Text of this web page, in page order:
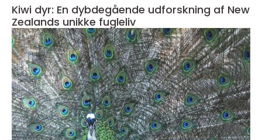
Kiwi dyr: En dybdegående udforskning af New
Zealands unikke fugleliv